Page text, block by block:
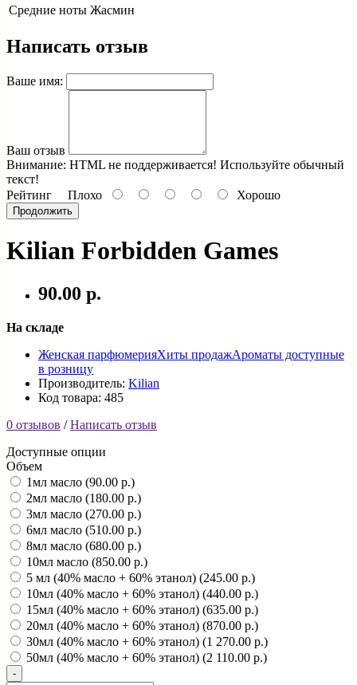
Средние ноты Жасмин
Написать отзыв
Ваше имя:
Ваш отзыв
Внимание: HTML не поддерживается! Используйте обычный
текст!
Рейтинг Плохо Хорошо
Продолжить
Kilian Forbidden Games
90.00 р.
На складе
Женская парфюмерияХиты продажАроматы доступные
в розницу
Производитель: Kilian
Код товара: 485
0 отзывов /Написать отзыв
Доступные опции
Объем
1мл масло (90.00 р.)
2мл масло (180.00 р.)
3мл масло (270.00 р.)
6мл масло (510.00 р.)
8мл масло (680.00 р.)
10мл масло (850.00 р.)
5 мл (40% масло + 60% этанол) (245.00 р.)
10мл (40% масло + 60% этанол) (440.00 р.)
15мл (40% масло + 60% этанол) (635.00 р.)
20мл (40% масло + 60% этанол) (870.00 р.)
30мл (40% масло + 60% этанол) (1 270.00 р.)
50мл (40% масло + 60% этанол) (2 110.00 р.)